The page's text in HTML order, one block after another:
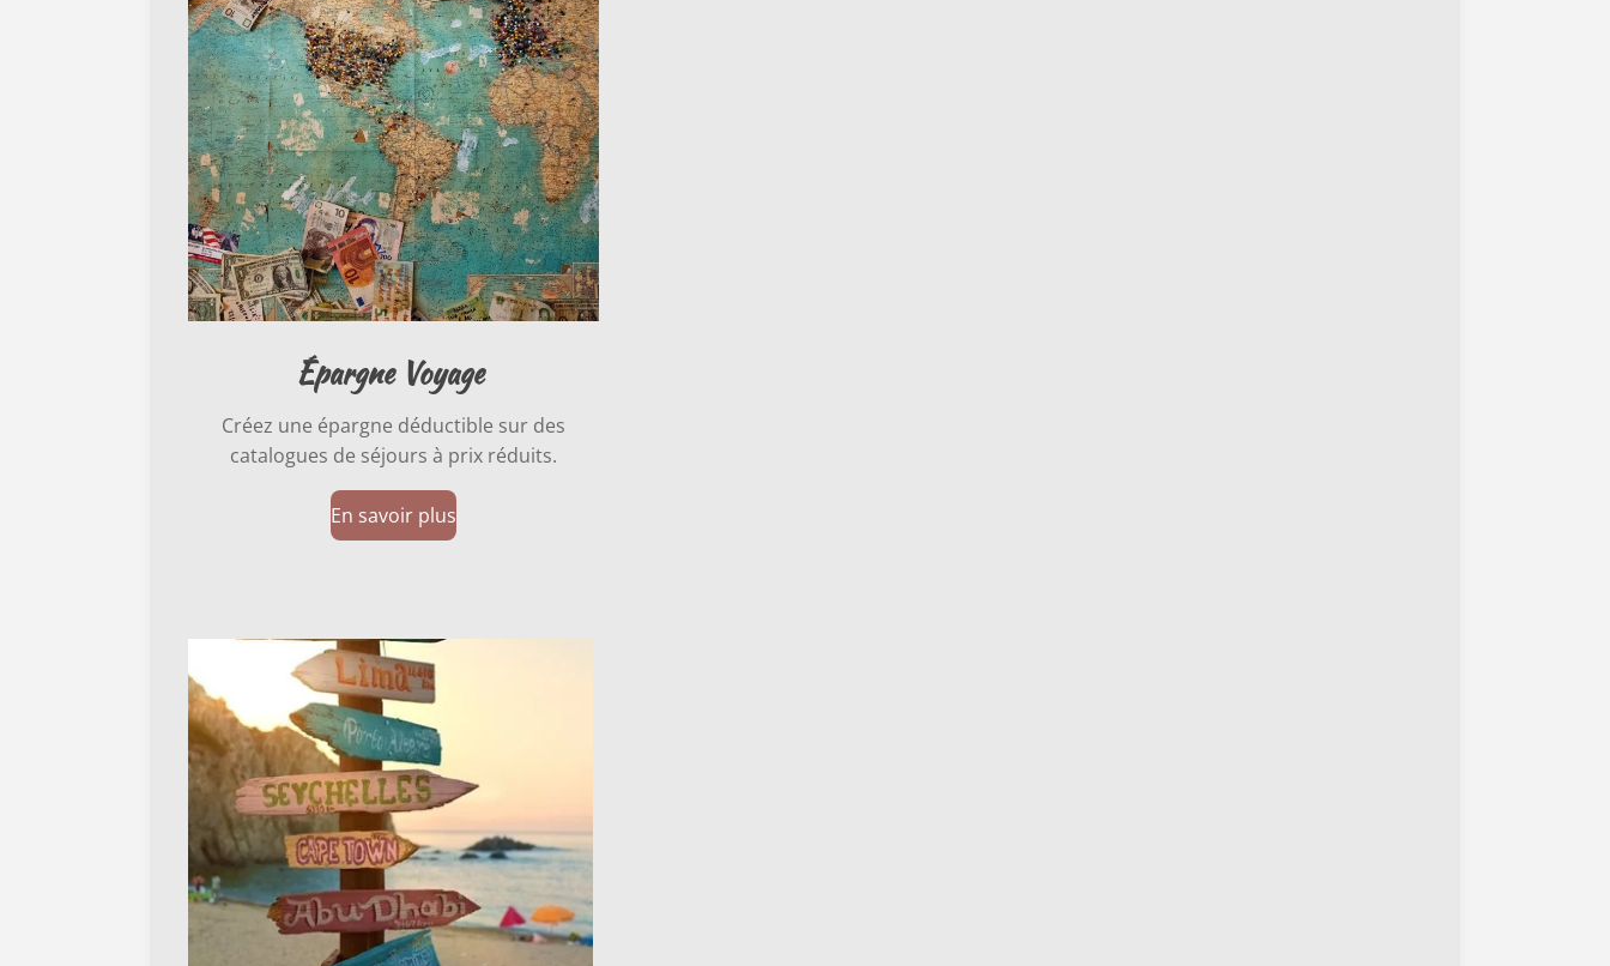
Épargne Voyage
Créez une épargne déductible sur des
catalogues de séjours à prix réduits.
En savoir plus